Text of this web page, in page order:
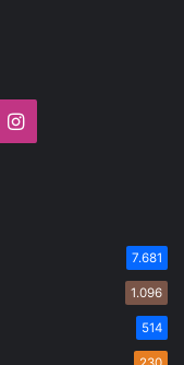
Instagram
7.681
1.096
514